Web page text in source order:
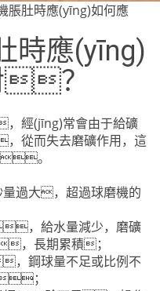
脹肚時應(yīng)如何應
時應(yīng)
？
(jīng)常會由于給礦
，從而失去磨礦作用，這
。
大，超過球磨機的
，給水量減少，磨礦
，長期累積；
鋼球量不足或比例不
；